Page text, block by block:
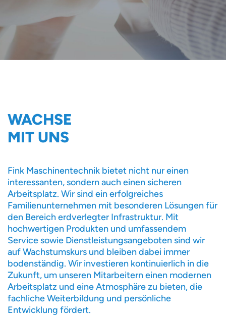
WACHSE
MIT UNS
Fink Maschinentechnik bietet nicht nur einen
interessanten, sondern auch einen sicheren
Arbeitsplatz. Wir sind ein erfolgreiches
Familienunternehmen mit besonderen Lösungen für
den Bereich erdverlegter Infrastruktur. Mit
hochwertigen Produkten und umfassendem
Service sowie Dienstleistungsangeboten sind wir
auf Wachstumskurs und bleiben dabei immer
bodenständig. Wir investieren kontinuierlich in die
Zukunft, um unseren Mitarbeitern einen modernen
Arbeitsplatz und eine Atmosphäre zu bieten, die
fachliche Weiterbildung und persönliche
Entwicklung fördert.